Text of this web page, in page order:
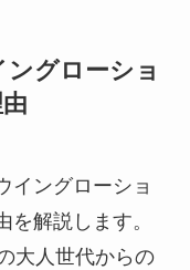
グローショ
イングローショ
解説します。
大人世代からの